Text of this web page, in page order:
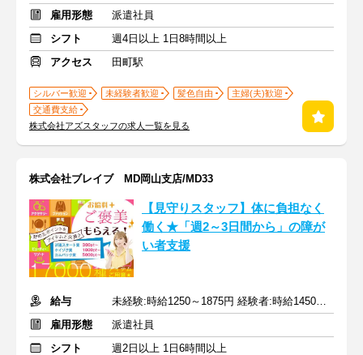
雇用形態
派遣社員
シフト
週4日以上 1日8時間以上
アクセス
田町駅
シルバー歓迎 未経験者歓迎 髪色自由
主婦(夫)歓迎
交通費支給
株式会社アズスタッフの求人一覧を見る
株式会社ブレイブ MD岡山支店/MD33
【見守りスタッフ】体に負担なく
働く★「週2～3日間から」の障が
い者支援
給与
未経験:時給1250～1875円 経験者:時給1450～2175円+交通費全額
雇用形態
派遣社員
シフト
週2日以上 1日6時間以上